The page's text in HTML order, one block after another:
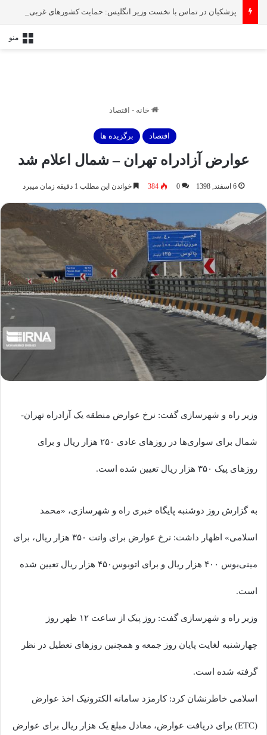
منو
خانه - اقتصاد
اقتصاد برگزیده ها
عوارض آزادراه تهران – شمال اعلام شد
6 اسفند, 1398 0
384 خواندن این مطلب 1 دقیقه زمان میبرد
وزیر راه و شهرسازی گفت: نرخ عوارض منطقه یک آزادراه تهران-
شمال برای سواری‌ها در روزهای عادی ۲۵۰ هزار ریال و برای
روزهای پیک ۳۵۰ هزار ریال تعیین شده است.
به گزارش روز دوشنبه پایگاه خبری راه و شهرسازی، «محمد
اسلامی» اظهار داشت: نرخ عوارض برای وانت ۳۵۰ هزار ریال، برای
مینی‌بوس ۴۰۰ هزار ریال و برای اتوبوس۴۵۰ هزار ریال تعیین شده
است.
وزیر راه و شهرسازی گفت: روز پیک از ساعت ۱۲ ظهر روز
چهارشنبه لغایت پایان روز جمعه و همچنین روزهای تعطیل در نظر
گرفته شده است.
اسلامی خاطرنشان کرد: کارمزد سامانه الکترونیک اخذ عوارض
(ETC) برای دریافت عوارض، معادل مبلغ یک هزار ریال برای عوارض